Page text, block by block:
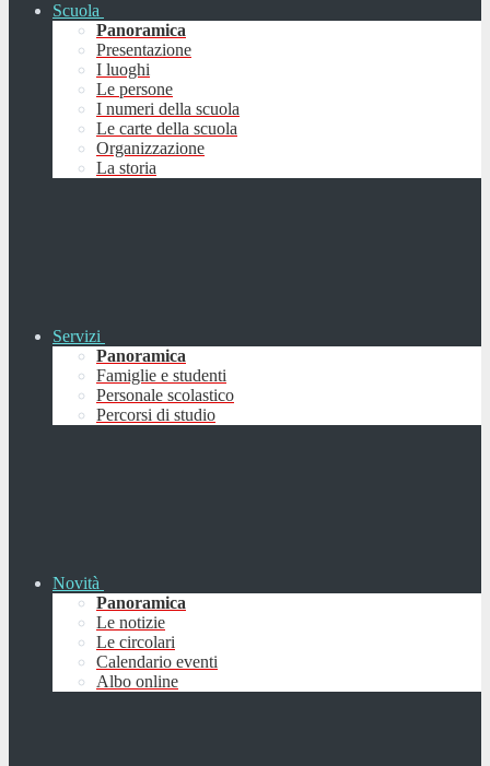
Scuola
Panoramica
Presentazione
I luoghi
Le persone
I numeri della scuola
Le carte della scuola
Organizzazione
La storia
Servizi
Panoramica
Famiglie e studenti
Personale scolastico
Percorsi di studio
Novità
Panoramica
Le notizie
Le circolari
Calendario eventi
Albo online